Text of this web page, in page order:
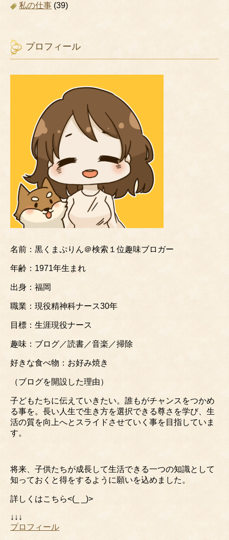
私の仕事 (39)
プロフィール
名前：黒くまぷりん＠検索１位趣味ブロガー
年齢：1971年生まれ
出身：福岡
職業：現役精神科ナース30年
目標：生涯現役ナース
趣味：ブログ／読書／音楽／掃除
好きな食べ物：お好み焼き
（ブログを開設した理由）
子どもたちに伝えていきたい。誰もがチャンスをつかめ
る事を。長い人生で生き方を選択できる尊さを学び、 生
活の質を向上へとスライドさせていく事を目指していま
す。
将来、子供たちが成長して生活できる一つの知識として
知っておくと得をするように願いを込めました。
詳しくはこちら<(_ _)>
↓↓↓
プロフィール